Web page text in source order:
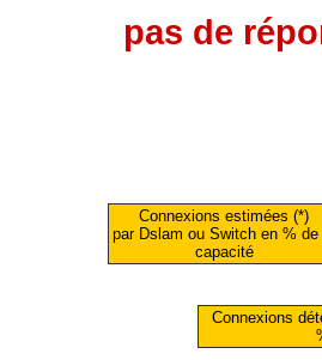
pas de
Connexions estimées (*)
par Dslam ou Switch en % de
capacité
Connexions